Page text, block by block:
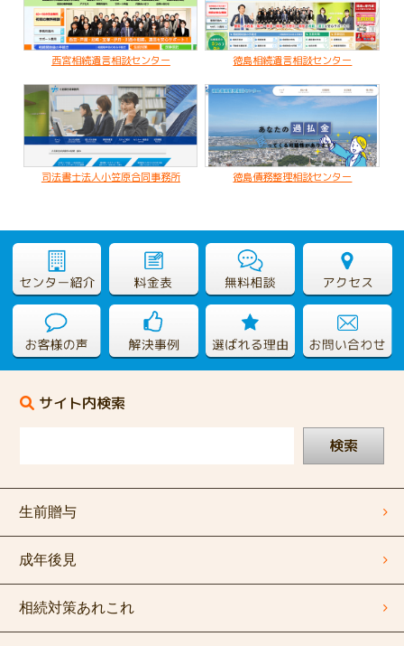
2020.02.19
亡くなった父名義の不動産が不明なケース
生前贈与
成年後見
相続対策あれこれ
サイト内検索
検索
西宮相続遺言相談センター 徳島相続遺言相談センター
司法書士法人小笠原合同事務所 徳島債務整理相談センター